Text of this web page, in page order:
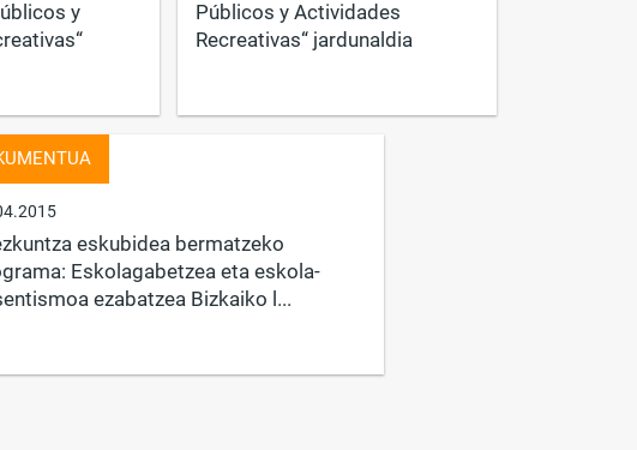
y
Públicos y Actividades
Recreativas“ jardunaldia
eskubidea bermatzeko
Eskolagabetzea eta eskola-
ezabatzea Bizkaiko l...